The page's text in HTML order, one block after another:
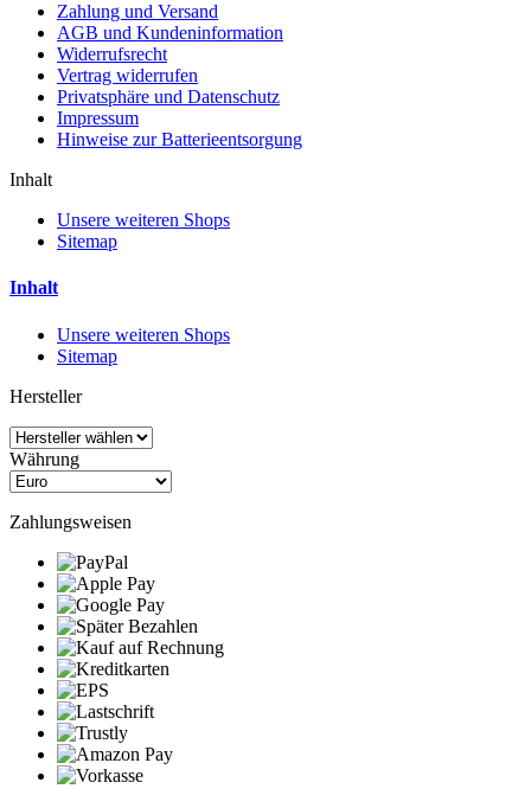
Zahlung und Versand
AGB und Kundeninformation
Widerrufsrecht
Vertrag widerrufen
Privatsphäre und Datenschutz
Impressum
Hinweise zur Batterieentsorgung
Inhalt
Unsere weiteren Shops
Sitemap
Inhalt
Unsere weiteren Shops
Sitemap
Hersteller
Währung
Zahlungsweisen